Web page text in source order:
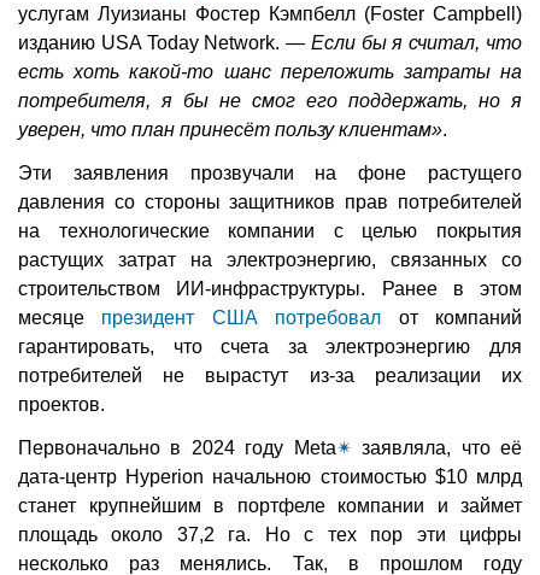
услугам Луизианы Фостер Кэмпбелл (Foster Campbell)
изданию USA Today Network. — Если бы я считал, что
есть хоть какой-то шанс переложить затраты на
потребителя, я бы не смог его поддержать, но я
уверен, что план принесёт пользу клиентам».
Эти заявления прозвучали на фоне растущего
давления со стороны защитников прав потребителей
на технологические компании с целью покрытия
растущих затрат на электроэнергию, связанных со
строительством ИИ-инфраструктуры. Ранее в этом
месяце президент США потребовал от компаний
гарантировать, что счета за электроэнергию для
потребителей не вырастут из-за реализации их
проектов.
Первоначально в 2024 году Meta✴ заявляла, что её
дата-центр Hyperion начальною стоимостью $10 млрд
станет крупнейшим в портфеле компании и займет
площадь около 37,2 га. Но с тех пор эти цифры
несколько раз менялись. Так, в прошлом году